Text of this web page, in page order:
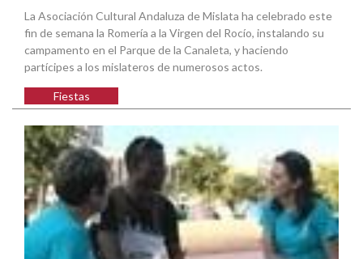
La Asociación Cultural Andaluza de Mislata ha celebrado este
fin de semana la Romería a la Virgen del Rocío, instalando su
campamento en el Parque de la Canaleta, y haciendo
partícipes a los mislateros de numerosos actos.
Fiestas